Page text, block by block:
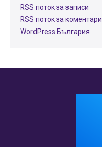
RSS поток за записи
RSS поток за коментари
WordPress България